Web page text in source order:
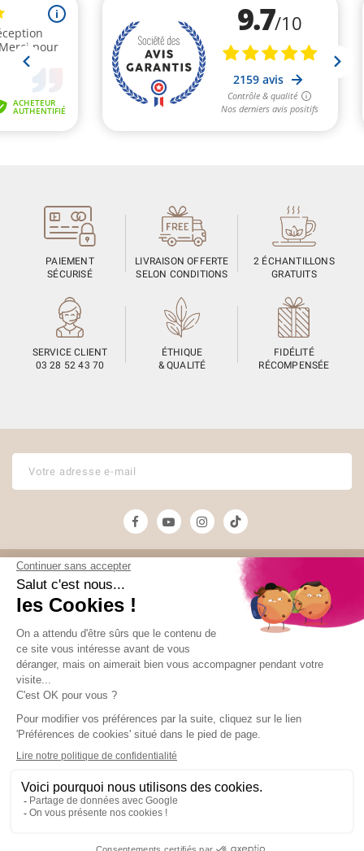
PAIEMENT
SÉCURISÉ
LIVRAISON OFFERTE
SELON CONDITIONS
2 ÉCHANTILLONS
GRATUITS
SERVICE CLIENT
03 28 52 43 70
ÉTHIQUE
& QUALITÉ
FIDÉLITÉ
RÉCOMPENSÉE
Unami
Thé
Nos boutiques
Commander
Livraison
Paiement sécurisé
Marchand approuvé par la Société des Avis Garantis,
vérifier